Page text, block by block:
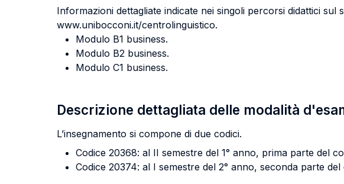
Informazioni dettagliate indicate nei singoli percorsi didattici sul
www.unibocconi.it/centrolinguistico.
Modulo B1 business.
Modulo B2 business.
Modulo C1 business.
Descrizione dettagliata delle modalità
L’insegnamento si compone di due codici.
Codice 20368: al II semestre del 1° anno, prima parte del
Codice 20374: al I semestre del 2° anno, seconda parte